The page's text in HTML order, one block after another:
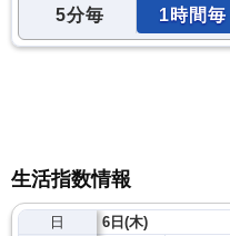
5分毎 1時間毎
生活指数情報
日
6日(木)